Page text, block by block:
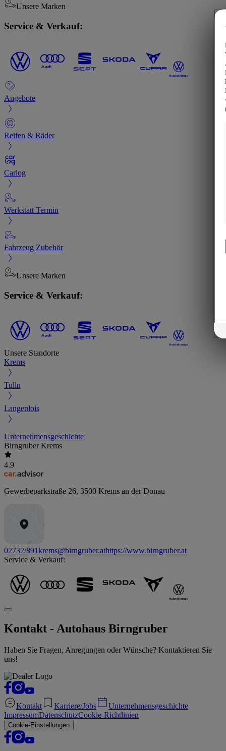
Unsere Marken
Service & Verkauf:
Angebote
Reifen & Räder
Carlog
Werkstatt Termin
Fahrzeug Zubehör
Unsere Marken
Service & Verkauf:
Unsere Standorte
Krems
Tulln
Langenlois
Unternehmensgeschichte
Birngruber Krems
4.9
Gewerbeparkstraße 26, 3500 Krems an der Donau
02732/891krems@birngruber.athttps://www.birngruber.at
Service & Verkauf:
Kontakt - Autohaus Birngruber
Haben Sie Fragen, Anregungen oder Wünsche? Kontaktieren Sie
uns!
Kontakt Karriere/Jobs
Unternehmensgeschichte
ImpressumDatenschutzCookie-Richtlinien
Cookie-Einstellungen